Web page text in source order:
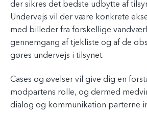
der sikres det bedste udbytte af
Undervejs vil der være konkrete
med billeder fra forskellige
gennemgang af tjekliste og af de
gøres undervejs i tilsynet.
Cases og øvelser vil give dig en
modpartens rolle, og dermed
dialog og kommunikation parterne